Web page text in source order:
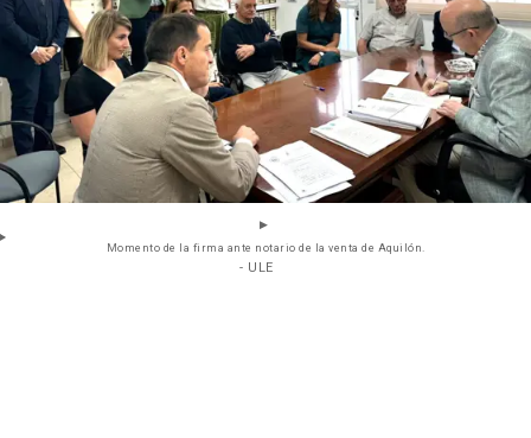
Momento de la firma ante notario de la venta de Aquilón.
- ULE